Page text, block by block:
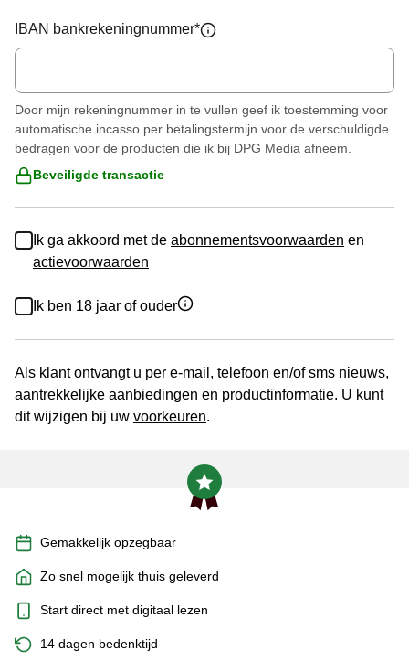
IBAN bankrekeningnummer*
Door mijn rekeningnummer in te vullen geef ik toestemming voor
automatische incasso per betalingstermijn voor de verschuldigde
bedragen voor de producten die ik bij DPG Media afneem.
Beveiligde transactie
Ik ga akkoord met de abonnementsvoorwaarden en
actievoorwaarden
Ik ben 18 jaar of ouder
Als klant ontvangt u per e-mail, telefoon en/of sms nieuws,
aantrekkelijke aanbiedingen en productinformatie. U kunt
dit wijzigen bij uw voorkeuren.
Gemakkelijk opzegbaar
Zo snel mogelijk thuis geleverd
Start direct met digitaal lezen
14 dagen bedenktijd